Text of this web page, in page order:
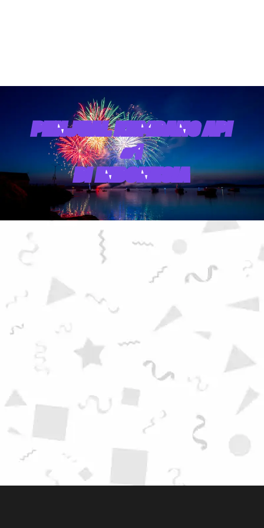
PENJUAL KEMBANG API
#1
DI INDONESIA